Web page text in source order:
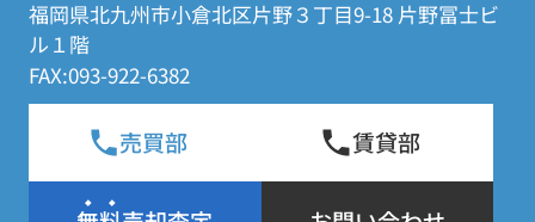
福岡県北九州市小倉北区片野３丁目9-18 片野冨士ビ
ル１階
FAX:093-922-6382
売買部 賃貸部